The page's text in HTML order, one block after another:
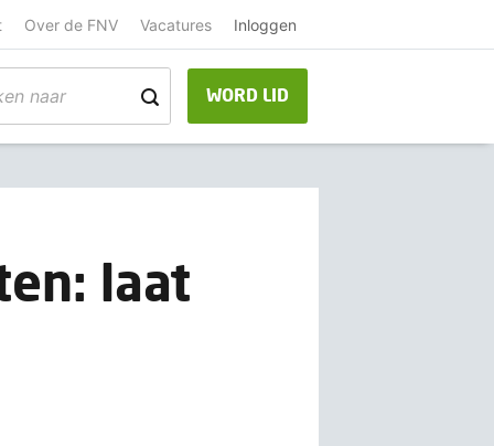
Over de FNV Vacatures Inloggen
WORD LID
laat